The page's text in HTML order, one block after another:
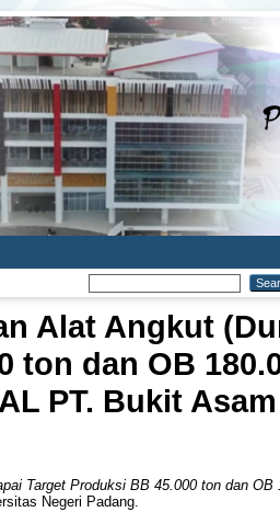
Alat Angkut
ton dan OB
PT. Bukit
Target Produksi BB 45.000 ton dan OB
Negeri Padang.